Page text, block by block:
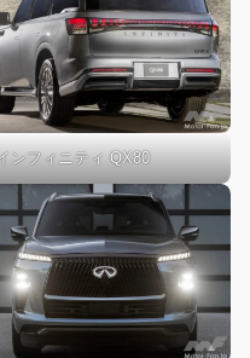
ンフィニティ QX80